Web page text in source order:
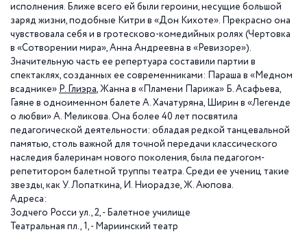
исполнения. Ближе всего ей были героини, несущие большой
заряд жизни, подобные Китри в «Дон Кихоте». Прекрасно она
чувствовала себя и в гротесково-комедийных ролях (Чертовка
в «Сотворении мира», Анна Андреевна в «Ревизоре»).
Значительную часть ее репертуара составили партии в
спектаклях, созданных ее современниками: Параша в «Медном
всаднике» Р. Глиэра, Жанна в «Пламени Парижа» Б. Асафьева,
Гаяне в одноименном балете А. Хачатуряна, Ширин в «Легенде
о любви» А. Меликова. Она более 40 лет посвятила
педагогической деятельности: обладая редкой танцевальной
памятью, столь важной для точной передачи классического
наследия балеринам нового поколения, была педагогом-
репетитором балетной труппы театра. Среди ее учениц такие
звезды, как У. Лопаткина, И. Ниорадзе, Ж. Аюпова.
Адреса:
Зодчего Росси ул., 2, - Балетное училище
Театральная пл., 1, - Мариинский театр